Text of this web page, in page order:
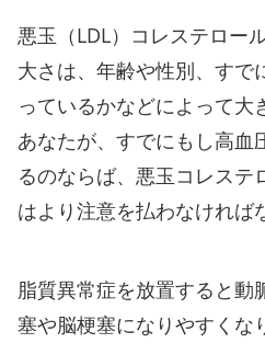
悪玉（LDL）コレステロー
大さは、年齢や性別、すで
っているかなどによって大
あなたが、すでにもし高血
るのならば、悪玉コレステ
はより注意を払わなければ
脂質異常症を放置すると動
塞や脳梗塞になりやすくな